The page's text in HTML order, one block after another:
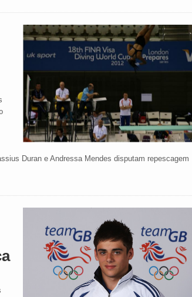
Duran e Andressa Mendes disputam repescagem